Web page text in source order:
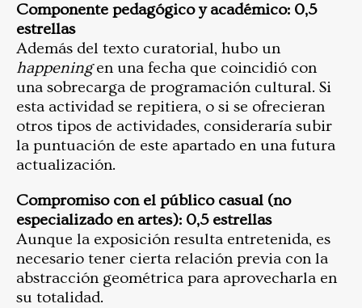
Componente pedagógico y académico: 0,5
estrellas
Además del texto curatorial, hubo un
happeningen una fecha que coincidió con
una sobrecarga de programación cultural. Si
esta actividad se repitiera, o si se ofrecieran
otros tipos de actividades, consideraría subir
la puntuación de este apartado en una futura
actualización.
Compromiso con el público casual (no
especializado en artes): 0,5 estrellas
Aunque la exposición resulta entretenida, es
necesario tener cierta relación previa con la
abstracción geométrica para aprovecharla en
su totalidad.